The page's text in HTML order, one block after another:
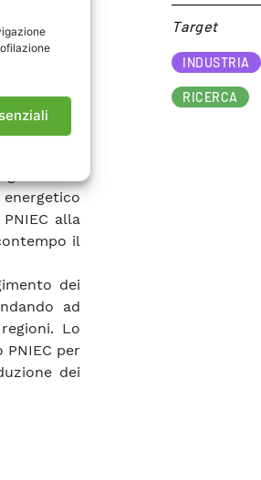
tecnico
di
alla
il
dei
ad
Lo
per
dei
Target​
INDUSTRIA
RICERCA